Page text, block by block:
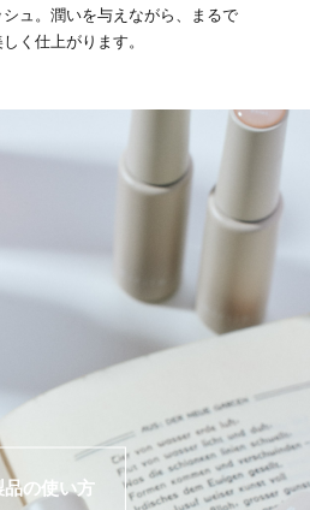
ュ。潤いを与えながら、まるで
く仕上がります。
品の使い方